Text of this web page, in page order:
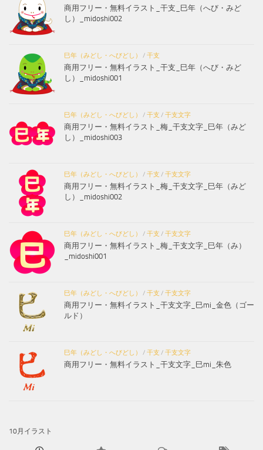
商用フリー・無料イラスト_干支_巳年（へび・みど
し）_midoshi002
巳年（みどし・へびどし） / 干支
商用フリー・無料イラスト_干支_巳年（へび・みど
し）_midoshi001
巳年（みどし・へびどし） / 干支 / 干支文字
商用フリー・無料イラスト_梅_干支文字_巳年（みど
し）_midoshi003
巳年（みどし・へびどし） / 干支 / 干支文字
商用フリー・無料イラスト_梅_干支文字_巳年（みど
し）_midoshi002
巳年（みどし・へびどし） / 干支 / 干支文字
商用フリー・無料イラスト_梅_干支文字_巳年（み）
_midoshi001
巳年（みどし・へびどし） / 干支 / 干支文字
商用フリー・無料イラスト_干支文字_巳mi_金色（ゴー
ルド）
巳年（みどし・へびどし） / 干支 / 干支文字
商用フリー・無料イラスト_干支文字_巳mi_朱色
10月イラスト